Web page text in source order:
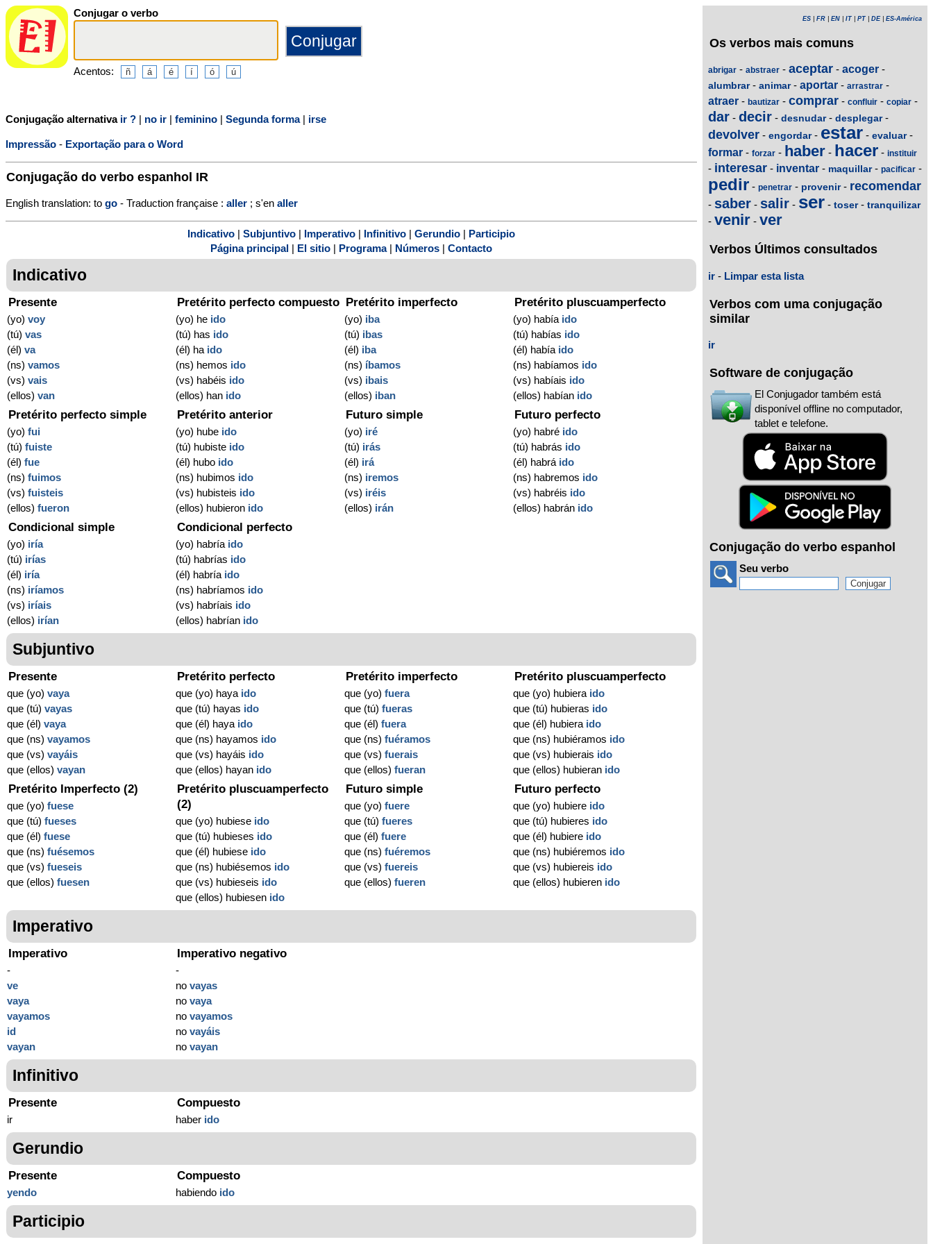
Conjugar o verbo
Acentos:
Conjugação alternativa ir ? | no ir | feminino | Segunda forma| irse
Impressão - Exportação para o Word
Conjugação do verbo espanhol IR
English translation: to go - Traduction française : aller ; s'en aller
Indicativo Subjuntivo Imperativo Infinitivo Gerundio
Participio
Página principal
El sitio Programa| Números Contacto
Indicativo
Presente
(yo) voy
(tú) vas
(él) va
(ns) vamos
(vs) vais
(ellos) van
Pretérito perfecto compuesto
(yo) he ido
(tú) has ido
(él) ha ido
(ns) hemos ido
(vs) habéis ido
(ellos) han ido
Pretérito imperfecto
(yo) iba
(tú) ibas
(él) iba
(ns) íbamos
(vs) ibais
(ellos) iban
Pretérito pluscuamperfecto
(yo) había ido
(tú) habías ido
(él) había ido
(ns) habíamos ido
(vs) habíais ido
(ellos) habían ido
Pretérito perfecto simple
(yo) fui
(tú) fuiste
(él) fue
(ns) fuimos
(vs) fuisteis
(ellos) fueron
Pretérito anterior
(yo) hube ido
(tú) hubiste ido
(él) hubo ido
(ns) hubimos ido
(vs) hubisteis ido
(ellos) hubieron ido
Futuro simple
(yo) iré
(tú) irás
(él) irá
(ns) iremos
(vs) iréis
(ellos) irán
Futuro perfecto
(yo) habré ido
(tú) habrás ido
(él) habrá ido
(ns) habremos ido
(vs) habréis ido
(ellos) habrán ido
Condicional simple
(yo) iría
(tú) irías
(él) iría
(ns) iríamos
(vs) iríais
(ellos) irían
Condicional perfecto
(yo) habría ido
(tú) habrías ido
(él) habría ido
(ns) habríamos ido
(vs) habríais ido
(ellos) habrían ido
Subjuntivo
Presente
que (yo) vaya
que (tú) vayas
que (él) vaya
que (ns) vayamos
que (vs) vayáis
que (ellos) vayan
Pretérito perfecto
que (yo) haya ido
que (tú) hayas ido
que (él) haya ido
que (ns) hayamos ido
que (vs) hayáis ido
que (ellos) hayan ido
Pretérito imperfecto
que (yo)fuera
que (tú)fueras
que (él)fuera
que (ns)fuéramos
que (vs)fuerais
que (ellos)fueran
Pretérito pluscuamperfecto
que (yo) hubiera ido
que (tú) hubieras ido
que (él) hubiera ido
que (ns) hubiéramos ido
que (vs) hubierais ido
que (ellos) hubieran ido
Pretérito Imperfecto (2)
que (yo) fuese
que (tú) fueses
que (él) fuese
que (ns) fuésemos
que (vs) fueseis
que (ellos) fuesen
Pretérito pluscuamperfecto
(2)
que (yo) hubiese ido
que (tú) hubieses ido
que (él) hubiese ido
que (ns) hubiésemos ido
que (vs) hubieseis ido
que (ellos) hubiesen ido
Futuro simple
que (yo)fuere
que (tú)fueres
que (él)fuere
que (ns)fuéremos
que (vs)fuereis
que (ellos)fueren
Futuro perfecto
que (yo) hubiere ido
que (tú) hubieres ido
que (él) hubiere ido
que (ns) hubiéremos ido
que (vs) hubiereis ido
que (ellos) hubieren ido
Imperativo
Imperativo
-
ve
vaya
vayamos
id
vayan
Imperativo negativo
-
novayas
novaya
novayamos
novayáis
novayan
Infinitivo
Presente
ir
Compuesto
haber ido
Gerundio
Presente
yendo
Compuesto
habiendo ido
Participio
ES FR EN IT PT DE| ES-América
Os verbos mais comuns
abrigar - abstraer - aceptar - acoger -
alumbrar- animar- aportar - arrastrar -
atraer - bautizar - comprar - confluir - copiar -
dar - decir - desnudar- desplegar-
devolver - engordar- estar - evaluar-
formar - forzar - haber - hacer - instituir
- interesar - inventar - maquillar- pacificar -
pedir - penetrar - provenir- recomendar
- saber - salir - ser - toser- tranquilizar
- venir - ver
Verbos Últimos consultados
ir - Limpar esta lista
Verbos com uma conjugação
similar
ir
Software de conjugação
El Conjugador também está
disponível offline no computador,
tablet e telefone.
Conjugação do verbo espanhol
Seu verbo